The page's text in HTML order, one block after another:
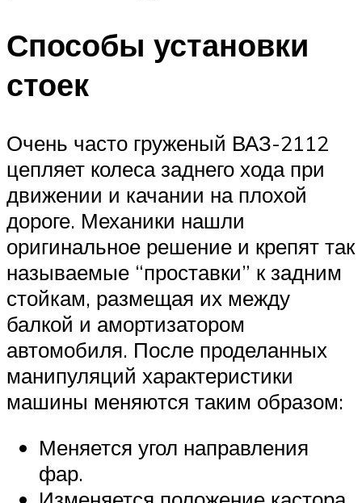
Способы установки
стоек
Очень часто груженый ВАЗ-2112
цепляет колеса заднего хода при
движении и качании на плохой
дороге. Механики нашли
оригинальное решение и крепят так
называемые “проставки” к задним
стойкам, размещая их между
балкой и амортизатором
автомобиля. После проделанных
манипуляций характеристики
машины меняются таким образом:
Меняется угол направления
фар.